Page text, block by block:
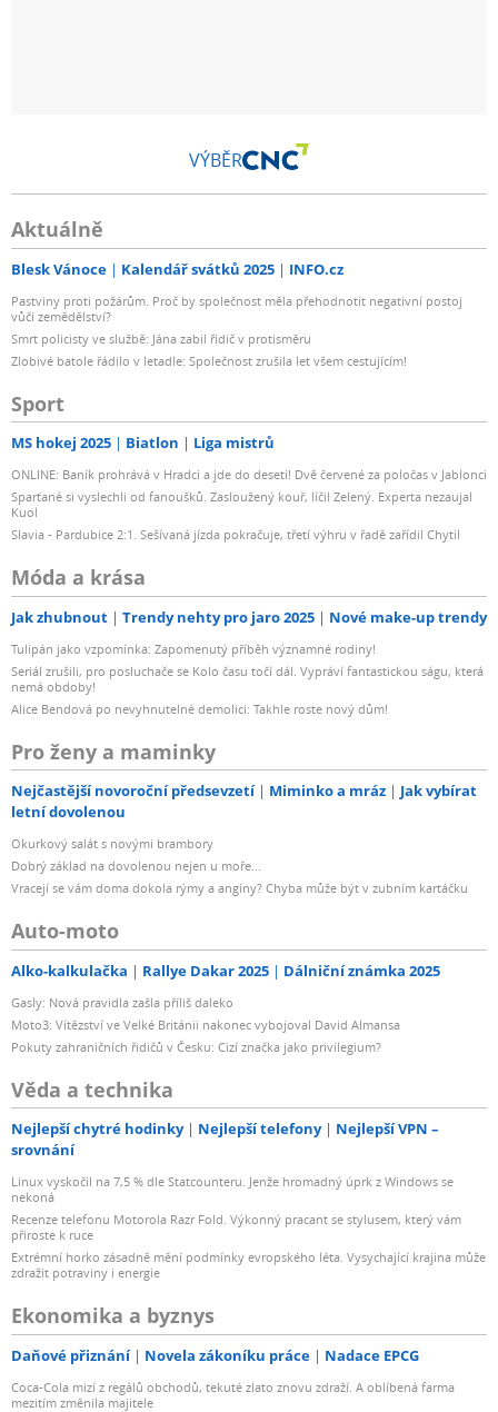
VÝBĚR
Aktuálně
Blesk Vánoce Kalendář svátků 2025 INFO.cz
Pastviny proti požárům. Proč by společnost měla přehodnotit negativní postoj
vůči zemědělství?
Smrt policisty ve službě: Jána zabil řidič v protisměru
Zlobivé batole řádilo v letadle: Společnost zrušila let všem cestujícím!
Sport
MS hokej 2025 Biatlon Liga mistrů
ONLINE: Baník prohrává v Hradci a jde do deseti! Dvě červené za poločas v Jablonci
Sparťané si vyslechli od fanoušků. Zasloužený kouř, líčil Zelený. Experta nezaujal
Kuol
Slavia - Pardubice 2:1. Sešívaná jízda pokračuje, třetí výhru v řadě zařídil Chytil
Móda a krása
Jak zhubnout Trendy nehty pro jaro 2025 Nové make-up trendy
Tulipán jako vzpomínka: Zapomenutý příběh významné rodiny!
Seriál zrušili, pro posluchače se Kolo času točí dál. Vypráví fantastickou ságu, která
nemá obdoby!
Alice Bendová po nevyhnutelné demolici: Takhle roste nový dům!
Pro ženy a maminky
Nejčastější novoroční předsevzetí Miminko a mráz
Jak vybírat
letní dovolenou
Okurkový salát s novými brambory
Dobrý základ na dovolenou nejen u moře...
Vracejí se vám doma dokola rýmy a angíny? Chyba může být v zubním kartáčku
Auto-moto
Alko-kalkulačka Rallye Dakar 2025 Dálniční známka 2025
Gasly: Nová pravidla zašla příliš daleko
Moto3: Vítězství ve Velké Británii nakonec vybojoval David Almansa
Pokuty zahraničních řidičů v Česku: Cizí značka jako privilegium?
Věda a technika
Nejlepší chytré hodinky Nejlepší telefony
Nejlepší VPN –
srovnání
Linux vyskočil na 7,5 % dle Statcounteru. Jenže hromadný úprk z Windows se
nekoná
Recenze telefonu Motorola Razr Fold. Výkonný pracant se stylusem, který vám
přiroste k ruce
Extrémní horko zásadně mění podmínky evropského léta. Vysychající krajina může
zdražit potraviny i energie
Ekonomika a byznys
Daňové přiznání Novela zákoníku práce Nadace EPCG
Coca-Cola mizí z regálů obchodů, tekuté zlato znovu zdraží. A oblíbená farma
mezitím změnila majitele